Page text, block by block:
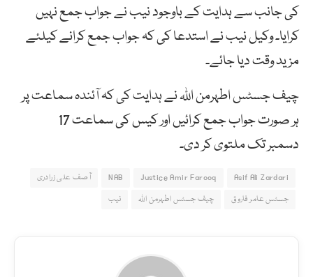
کی جانب سے ہدایت کے باوجود نیب نے جواب جمع نہیں
کرایا۔ وکیل نیب نے استدعا کی کہ جواب جمع کرانے کیلئے
مزید وقت دیا جائے۔
چیف جسٹس اطہرمن اللہ نے ہدایت کی کہ آئندہ سماعت پر
ہر صورت جواب جمع کرائیں اور کیس کی سماعت 17
دسمبر تک ملتوی کر دی۔
Asif Ali Zardari
Justice Amir Farooq
NAB
آصف علی زرادری
جسٹس عامر فاروق
چیف جسٹس اطہرمن اللہ نیب